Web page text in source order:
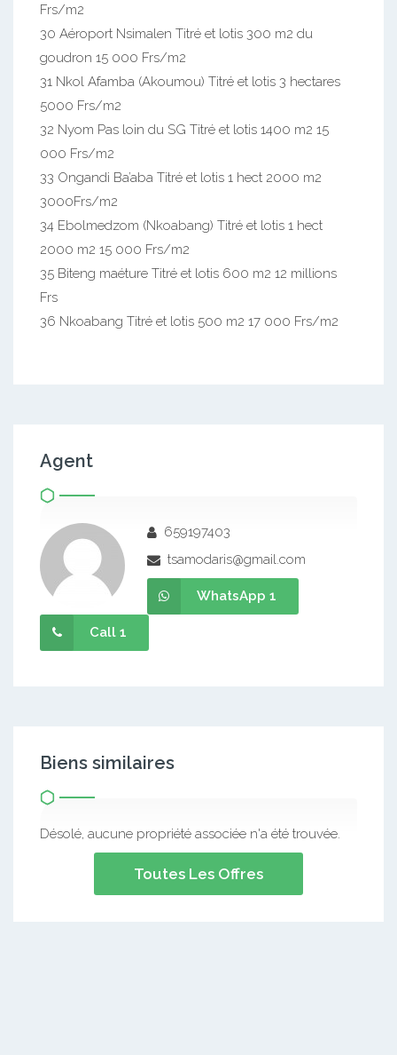
Frs/m2
30 Aéroport Nsimalen Titré et lotis 300 m2 du
goudron 15 000 Frs/m2
31 Nkol Afamba (Akoumou) Titré et lotis 3 hectares
5000 Frs/m2
32 Nyom Pas loin du SG Titré et lotis 1400 m2 15
000 Frs/m2
33 Ongandi Ba’aba Titré et lotis 1 hect 2000 m2
3000Frs/m2
34 Ebolmedzom (Nkoabang) Titré et lotis 1 hect
2000 m2 15 000 Frs/m2
35 Biteng maéture Titré et lotis 600 m2 12 millions
Frs
36 Nkoabang Titré et lotis 500 m2 17 000 Frs/m2
Agent
659197403
tsamodaris@gmail.com
WhatsApp 1
Call 1
Biens similaires
Désolé, aucune propriété associée n'a été trouvée.
Toutes Les Offres